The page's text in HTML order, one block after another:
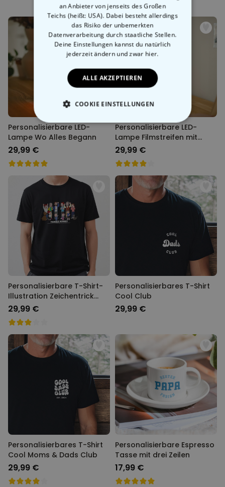
Personalisierbare LED-
Lampe Wo Alles Begann
29,99 €
Personalisierbare LED-
Lampe Filmstreifen mit
Fotos
29,99 €
Personalisierbare T-Shirt-
Illustration Zeichentrick
Familie
29,99 €
Personalisierbares T-Shirt
Cool Club
29,99 €
Personalisierbares T-Shirt
Cool Moms & Dads Club
29,99 €
Personalisierbare Espresso
Tasse mit drei Zeilen
17,99 €
an Anbieter von jenseits des Großen
Teichs (heißt: USA). Dabei besteht allerdings
das Risiko der unbemerkten
Datenverarbeitung durch staatliche Stellen.
Deine Einstellungen kannst du natürlich
jederzeit ändern und zwar hier.
ALLE AKZEPTIEREN
COOKIE EINSTELLUNGEN
ESSENTIELL
PERFORMANCE
MARKETING SONSTIGE